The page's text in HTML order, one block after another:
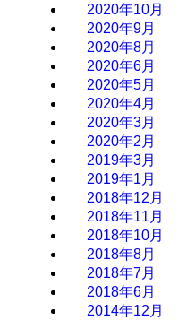
2020年10月
2020年9月
2020年8月
2020年6月
2020年5月
2020年4月
2020年3月
2020年2月
2019年3月
2019年1月
2018年12月
2018年11月
2018年10月
2018年8月
2018年7月
2018年6月
2014年12月